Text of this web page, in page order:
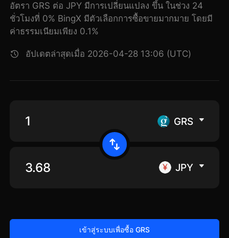
อัตรา GRS ต่อ JPY มีการเปลี่ยนแปลง ขึ้น ในช่วง 24
ชั่วโมงที่ 0% BingX มีตัวเลือกการซื้อขายมากมาย โดยมี
ค่าธรรมเนียมเพียง 0.1%
อัปเดตล่าสุดเมื่อ 2026-04-28 13:06 (UTC)
GRS
JPY
เข้าสู่ระบบเพื่อซื้อ GRS